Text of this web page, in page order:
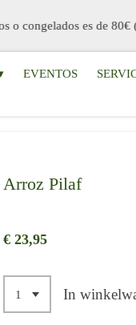
o congelados es de
EVENTOS
Arroz Pilaf
€ 23,95
In